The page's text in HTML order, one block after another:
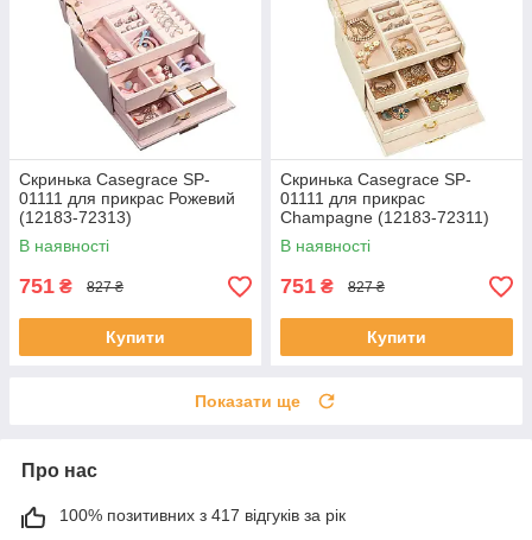
Скринька Casegrace SP-
01111 для прикрас Рожевий
(12183-72313)
В наявності
751 ₴ 827 ₴
Купити
Скринька Casegrace SP-
01111 для прикрас
Champagne (12183-72311)
В наявності
751 ₴ 827 ₴
Купити
Показати ще
Про нас
100% позитивних з 417 відгуків за рік